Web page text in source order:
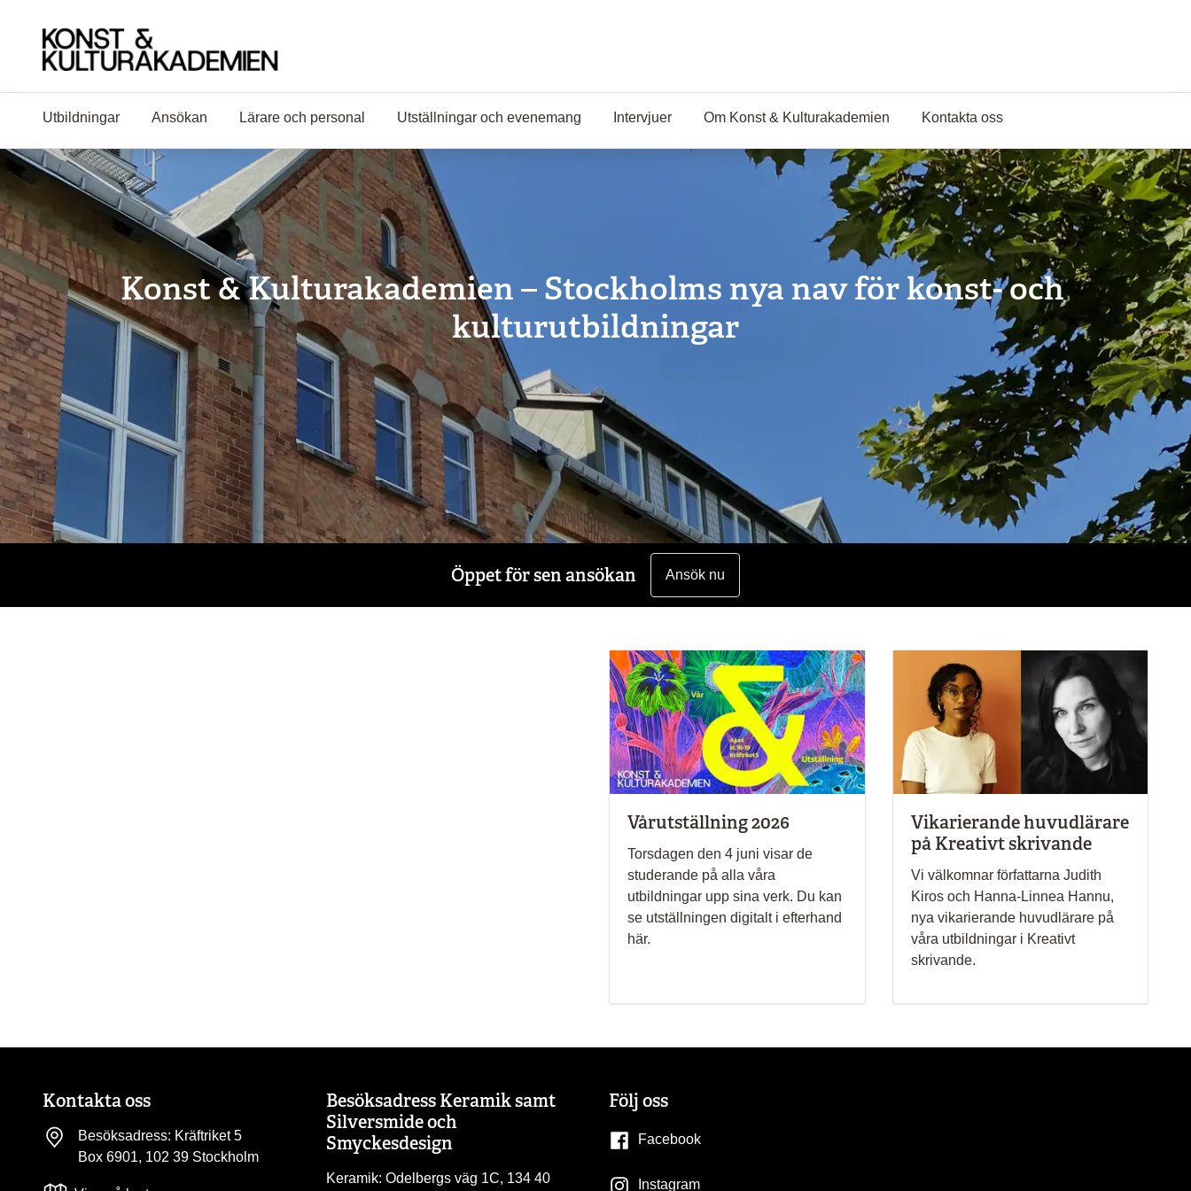
Utbildningar Ansökan Lärare och personal Utställningar och evenemang Intervjuer Om Konst & Kulturakademien Kontakta oss
Konst & Kulturakademien – Stockholms nya nav för konst- och
kulturutbildningar
Öppet för sen ansökan Ansök nu
Vårutställning 2026
Torsdagen den 4 juni visar de
studerande på alla våra
utbildningar upp sina verk. Du kan
se utställningen digitalt i efterhand
här.
Vikarierande huvudlärare
på Kreativt skrivande
Vi välkomnar författarna Judith
Kiros och Hanna-Linnea Hannu,
nya vikarierande huvudlärare på
våra utbildningar i Kreativt
skrivande.
Kontakta oss
Besöksadress: Kräftriket 5
Box 6901, 102 39 Stockholm
Besöksadress Keramik samt
Silversmide och
Smyckesdesign
Keramik: Odelbergs väg 1C, 134 40
Följ oss
Facebook
Instagram